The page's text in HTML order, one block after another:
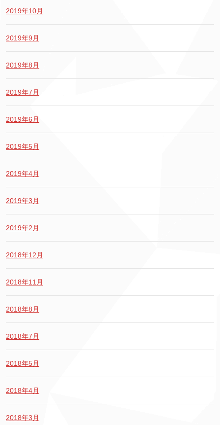
2019年10月
2019年9月
2019年8月
2019年7月
2019年6月
2019年5月
2019年4月
2019年3月
2019年2月
2018年12月
2018年11月
2018年8月
2018年7月
2018年5月
2018年4月
2018年3月